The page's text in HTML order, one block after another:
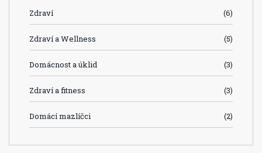
Zdraví (6)
Zdraví a Wellness (5)
Domácnost a úklid (3)
Zdraví a fitness (3)
Domácí mazlíčci (2)